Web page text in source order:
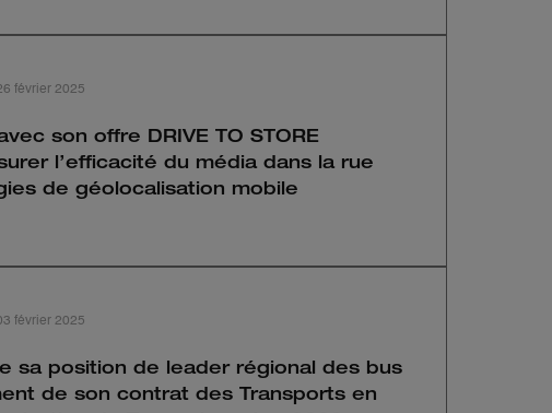
février 2025
son offre DRIVE TO STORE
l’efficacité du média dans la rue
de géolocalisation mobile
février 2025
sa position de leader régional des bus
de son contrat des Transports en